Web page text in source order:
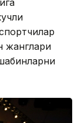
жанглари